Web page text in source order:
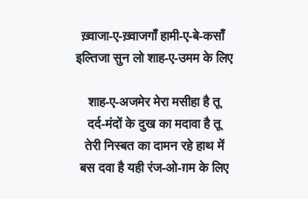
ख़्वाजा-ए-ख़्वाजगाँ हामी-ए-बे-कसाँ
इल्तिजा सुन लो शाह-ए-उमम के लिए
शाह-ए-अजमेर मेरा मसीहा है तू
दर्द-मंदों के दुख का मदावा है तू
तेरी निस्बत का दामन रहे हाथ में
बस दवा है यही रंज-ओ-ग़म के लिए